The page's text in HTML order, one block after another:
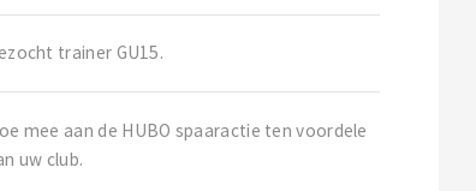
trainer GU15.
mee aan de HUBO spaaractie ten voordele
uw club.